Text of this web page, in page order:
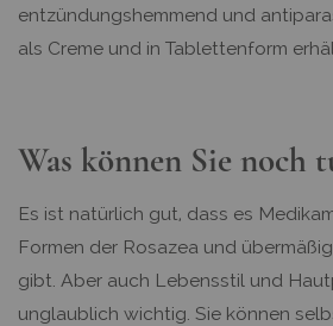
entzündungshemmend und
als Creme und in Tablettenform
Was können Sie noch
Es ist natürlich gut, dass es
Formen der Rosazea und
gibt. Aber auch Lebensstil und
unglaublich wichtig. Sie können